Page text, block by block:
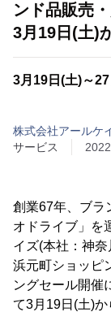
ンド品販売
3月19日(土)
3月19日(土)～
株式会社アールケ
サービス
創業67年、ブラ
オドライブ」を
イズ(本社：神
浜元町ショッピ
ングセール開催
て3月19日(土)